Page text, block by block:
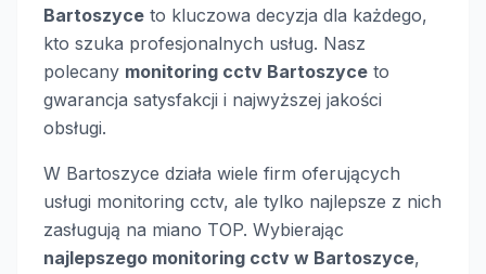
Bartoszyce to kluczowa decyzja dla każdego,
kto szuka profesjonalnych usług. Nasz
polecany monitoring cctv Bartoszyce to
gwarancja satysfakcji i najwyższej jakości
obsługi.
W Bartoszyce działa wiele firm oferujących
usługi monitoring cctv, ale tylko najlepsze z nich
zasługują na miano TOP. Wybierając
najlepszego monitoring cctv w Bartoszyce,